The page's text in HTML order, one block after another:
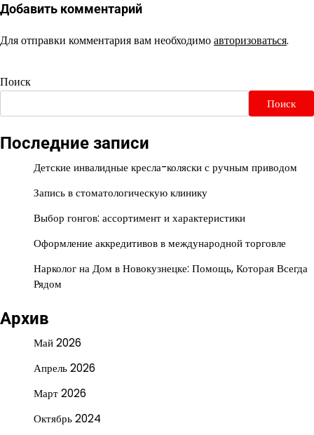
Добавить комментарий
Для отправки комментария вам необходимоавторизоваться.
Поиск
Поиск
Последние записи
Детские инвалидные кресла-коляски с ручным приводом
Запись в стоматологическую клинику
Выбор гонгов: ассортимент и характеристики
Оформление аккредитивов в международной торговле
Нарколог на Дом в Новокузнецке: Помощь, Которая Всегда
Рядом
Архив
Май 2026
Апрель 2026
Март 2026
Октябрь 2024